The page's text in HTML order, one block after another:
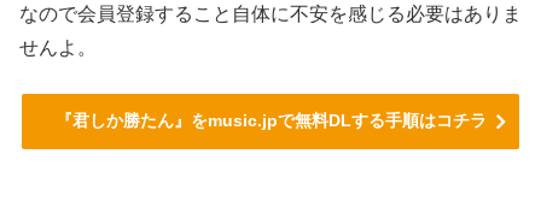
なので会員登録すること自体に不安を感じる必要はありま
せんよ。
『君しか勝たん』をmusic.jpで無料DLする手順はコチラ